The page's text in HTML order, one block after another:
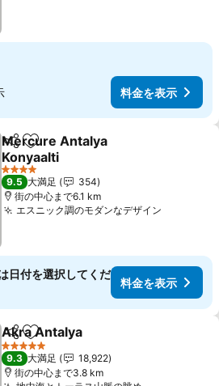
料金を表示
シェアお気に入りに追加
Mercure Antalya
Konyaalti
料金を表示
4 ホテルのランク
9.5 大満足
354
街の中心まで6.1 km
エスニック調のモダンなデザイン
日付を選択してくだ
料金を表示
シェアお気に入りに追加
Akra Antalya
5 ホテルのランク
9.3 大満足
18,922
街の中心まで3.8 km